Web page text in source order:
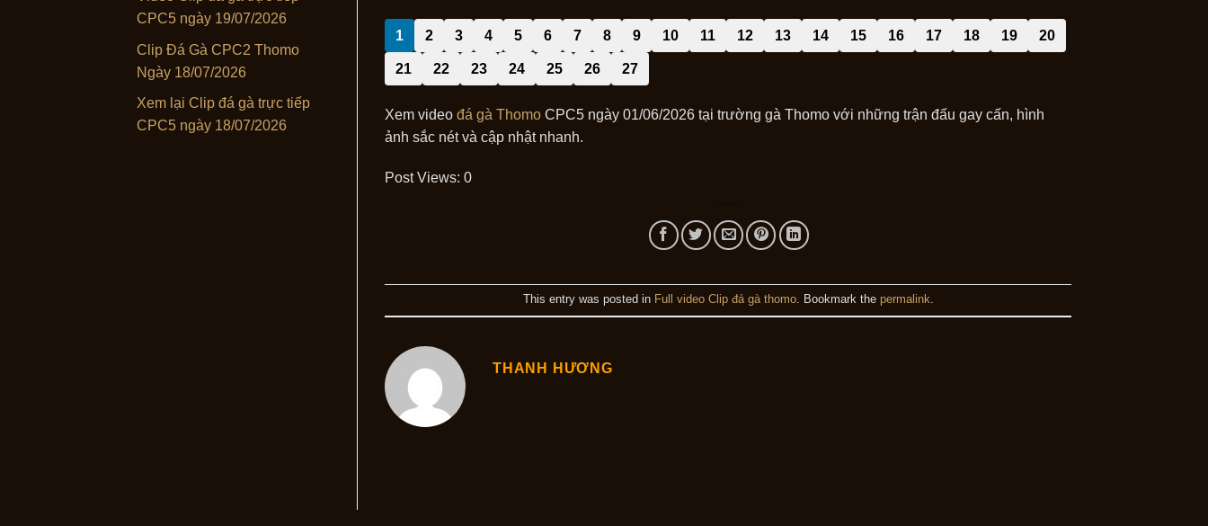
CPC5 ngày 19/07/2026
Clip Đá Gà CPC2 Thomo
Ngày 18/07/2026
Xem lại Clip đá gà trực tiếp
CPC5 ngày 18/07/2026
1 2 3 4 5 6 7 8 9 10 11 12 13 14 15 16 17 18 19 20
21 22 23 24 25 26 27
Xem video đá gà Thomo CPC5 ngày 01/06/2026 tại trường gà Thomo với những trận đấu gay cấn, hình
ảnh sắc nét và cập nhật nhanh.
Post Views: 0
This entry was posted in Full video Clip đá gà thomo. Bookmark the permalink
THANH HƯƠNG